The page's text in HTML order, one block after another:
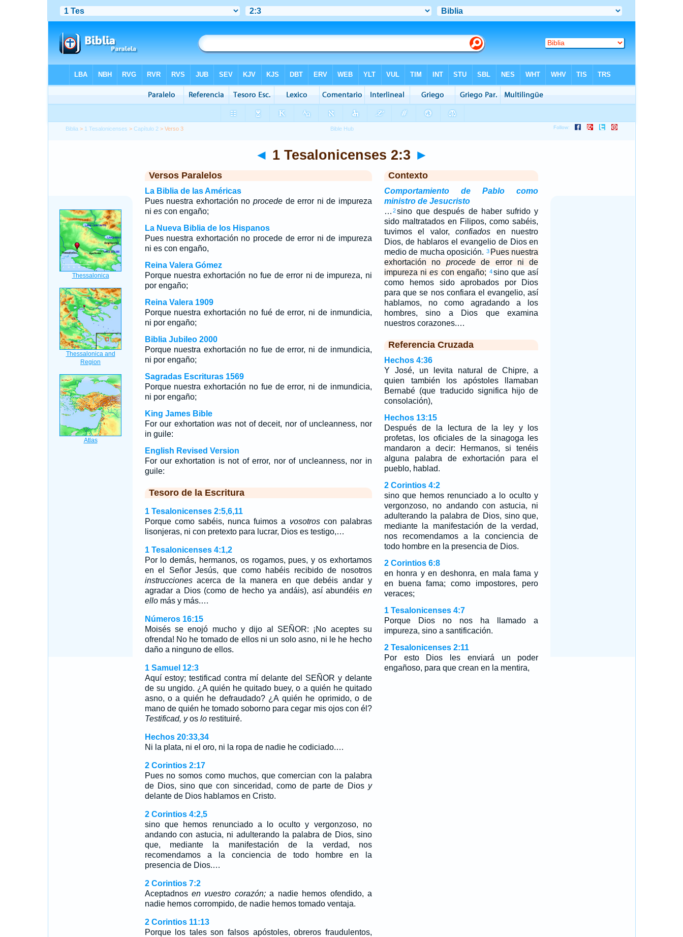
Biblia > 1 Tesalonicenses >Capítulo 2 > Verso 3
◄ 1 Tesalonicenses 2:3 ►
Versos Paralelos
La Biblia de las Américas
Pues nuestra exhortación no procedede error ni de impureza
ni escon engaño;
La Nueva Biblia de los Hispanos
Pues nuestra exhortación no procede de error ni de impureza
ni es con engaño,
Reina Valera Gómez
Porque nuestra exhortación no fue de error ni de impureza, ni
por engaño;
Reina Valera 1909
Porque nuestra exhortación no fué de error, ni de inmundicia,
ni por engaño;
Biblia Jubileo 2000
Porque nuestra exhortación no fue de error, ni de inmundicia,
ni por engaño;
Sagradas Escrituras 1569
Porque nuestra exhortación no fue de error, ni de inmundicia,
ni por engaño;
King James Bible
For our exhortationwas not of deceit, nor of uncleanness, nor
in guile:
English Revised Version
For our exhortation is not of error, nor of uncleanness, nor in
guile:
Tesoro de la Escritura
1 Tesalonicenses 2:5,6,11
Porque como sabéis, nunca fuimos a vosotroscon palabras
lisonjeras, ni con pretexto para lucrar, Dios es testigo,…
1 Tesalonicenses 4:1,2
Por lo demás, hermanos, os rogamos, pues, y os exhortamos
en el Señor Jesús, que como habéis recibido de nosotros
instruccionesacerca de la manera en que debéis andar y
agradar a Dios (como de hecho ya andáis), así abundéis en
ellomás y más.…
Números 16:15
Moisés se enojó mucho y dijo al SEÑOR: ¡No aceptes su
ofrenda! No he tomado de ellos ni un solo asno, ni le he hecho
daño a ninguno de ellos.
1 Samuel 12:3
Aquí estoy; testificad contra mí delante del SEÑOR y delante
de su ungido. ¿A quién he quitado buey, o a quién he quitado
asno, o a quién he defraudado? ¿A quién he oprimido, o de
mano de quién he tomado soborno para cegar mis ojos con él?
Testificad, yos lorestituiré.
Hechos 20:33,34
Ni la plata, ni el oro, ni la ropa de nadie he codiciado.…
2 Corintios 2:17
Pues no somos como muchos, que comercian con la palabra
de Dios, sino que con sinceridad, como de parte de Dios y
delante de Dios hablamos en Cristo.
2 Corintios 4:2,5
sino que hemos renunciado a lo oculto y vergonzoso, no
andando con astucia, ni adulterando la palabra de Dios, sino
que, mediante la manifestación de la verdad, nos
recomendamos a la conciencia de todo hombre en la
presencia de Dios.…
2 Corintios 7:2
Aceptadnos en vuestro corazón;a nadie hemos ofendido, a
nadie hemos corrompido, de nadie hemos tomado ventaja.
2 Corintios 11:13
Porque los tales son falsos apóstoles, obreros fraudulentos,
Contexto
Comportamiento de Pablo como
ministro de Jesucristo
… 2sino que después de haber sufrido y
sido maltratados en Filipos, como sabéis,
tuvimos el valor,confiados en nuestro
Dios, de hablaros el evangelio de Dios en
medio de mucha oposición. 3 Pues nuestra
exhortación no procedede error ni de
impureza nies con engaño; 4sino que así
como hemos sido aprobados por Dios
para que se nos confiara el evangelio, así
hablamos, no como agradando a los
hombres, sino a Dios que examina
nuestros corazones.…
Referencia Cruzada
Hechos 4:36
Y José, un levita natural de Chipre, a
quien también los apóstoles llamaban
Bernabé (que traducido significa hijo de
consolación),
Hechos 13:15
Después de la lectura de la ley y los
profetas, los oficiales de la sinagoga les
mandaron a decir: Hermanos, si tenéis
alguna palabra de exhortación para el
pueblo, hablad.
2 Corintios 4:2
sino que hemos renunciado a lo oculto y
vergonzoso, no andando con astucia, ni
adulterando la palabra de Dios, sino que,
mediante la manifestación de la verdad,
nos recomendamos a la conciencia de
todo hombre en la presencia de Dios.
2 Corintios 6:8
en honra y en deshonra, en mala fama y
en buena fama; como impostores, pero
veraces;
1 Tesalonicenses 4:7
Porque Dios no nos ha llamado a
impureza, sino a santificación.
2 Tesalonicenses 2:11
Por esto Dios les enviará un poder
engañoso, para que crean en la mentira,